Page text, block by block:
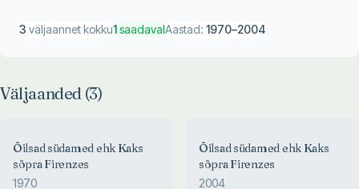
3 väljaannet kokku1saadavalAastad: 1970–2004
Väljaanded (3)
Õilsad südamed ehk Kaks
sõpra Firenzes
1970
Õilsad südamed ehk Kaks
sõpra Firenzes
2004